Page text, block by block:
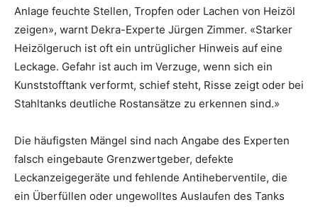
Anlage feuchte Stellen, Tropfen oder Lachen von Heizöl
zeigen», warnt Dekra-Experte Jürgen Zimmer. «Starker
Heizölgeruch ist oft ein untrüglicher Hinweis auf eine
Leckage. Gefahr ist auch im Verzuge, wenn sich ein
Kunststofftank verformt, schief steht, Risse zeigt oder bei
Stahltanks deutliche Rostansätze zu erkennen sind.»
Die häufigsten Mängel sind nach Angabe des Experten
falsch eingebaute Grenzwertgeber, defekte
Leckanzeigegeräte und fehlende Antiheberventile, die
ein Überfüllen oder ungewolltes Auslaufen des Tanks